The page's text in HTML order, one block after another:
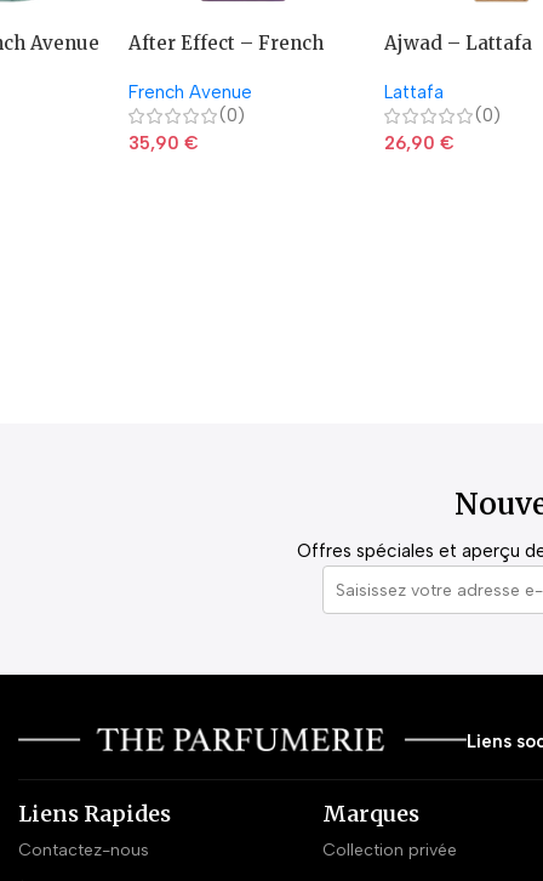
Avenue
After Effect – French
French Avenue
(0)
35,90€
Ajwad – Lattafa
Lattafa
(0)
26,90 €
Offres spéciales et aperçu
Liens
Liens Rapides
Contactez-nous
Marques
Collection privée